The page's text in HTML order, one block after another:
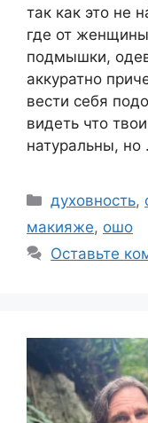
так как это не
где от женщины
подмышки,
аккуратно
вести себя
видеть что
натуральны, но
Рубрики
духовность,
макияже, ошо
Оставьте